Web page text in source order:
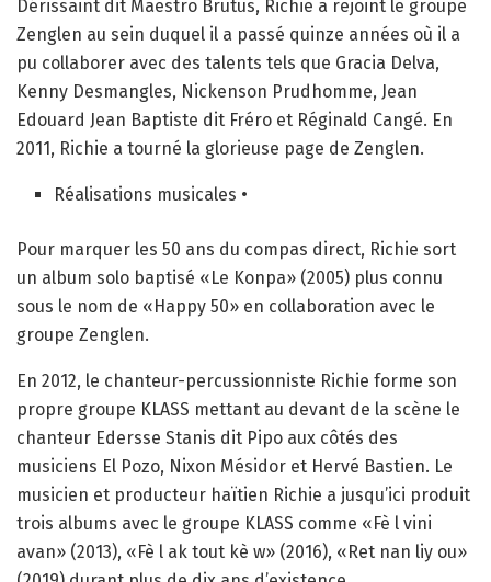
Dérissaint dit Maestro Brutus, Richie a rejoint le groupe
Zenglen au sein duquel il a passé quinze années où il a
pu collaborer avec des talents tels que Gracia Delva,
Kenny Desmangles, Nickenson Prudhomme, Jean
Edouard Jean Baptiste dit Fréro et Réginald Cangé. En
2011, Richie a tourné la glorieuse page de Zenglen.
Réalisations musicales •
Pour marquer les 50 ans du compas direct, Richie sort
un album solo baptisé «Le Konpa» (2005) plus connu
sous le nom de «Happy 50» en collaboration avec le
groupe Zenglen.
En 2012, le chanteur-percussionniste Richie forme son
propre groupe KLASS mettant au devant de la scène le
chanteur Edersse Stanis dit Pipo aux côtés des
musiciens El Pozo, Nixon Mésidor et Hervé Bastien. Le
musicien et producteur haïtien Richie a jusqu’ici produit
trois albums avec le groupe KLASS comme «Fè l vini
avan» (2013), «Fè l ak tout kè w» (2016), «Ret nan liy ou»